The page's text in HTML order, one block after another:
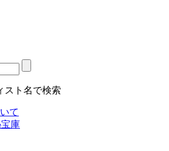
スト名で検索
て
宝庫